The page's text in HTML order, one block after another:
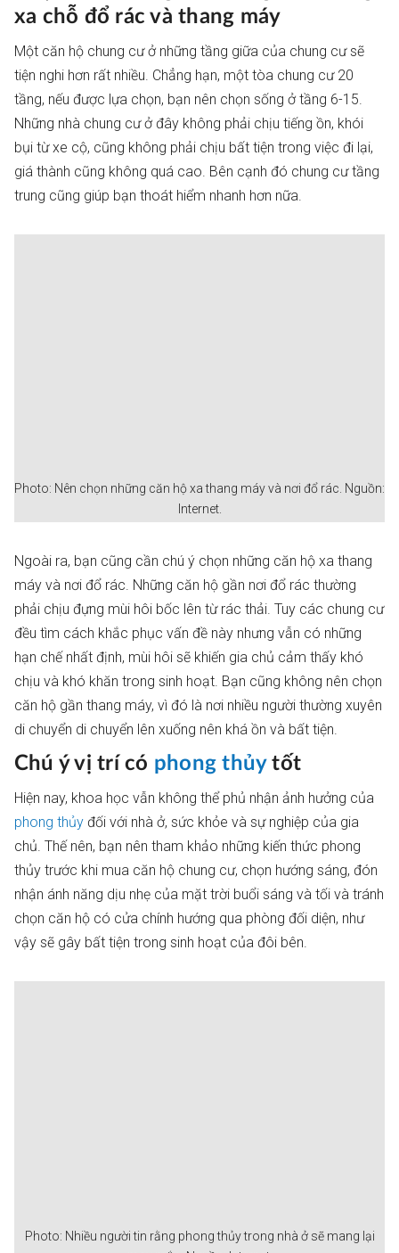
xa chỗ đổ rác và thang máy
Một căn hộ chung cư ở những tầng giữa của chung cư sẽ
tiện nghi hơn rất nhiều. Chẳng hạn, một tòa chung cư 20
tầng, nếu được lựa chọn, bạn nên chọn sống ở tầng 6-15.
Những nhà chung cư ở đây không phải chịu tiếng ồn, khói
bụi từ xe cộ, cũng không phải chịu bất tiện trong việc đi lại,
giá thành cũng không quá cao. Bên cạnh đó chung cư tầng
trung cũng giúp bạn thoát hiểm nhanh hơn nữa.
Photo: Nên chọn những căn hộ xa thang máy và nơi đổ rác. Nguồn:
Internet.
Ngoài ra, bạn cũng cần chú ý chọn những căn hộ xa thang
máy và nơi đổ rác. Những căn hộ gần nơi đổ rác thường
phải chịu đựng mùi hôi bốc lên từ rác thải. Tuy các chung cư
đều tìm cách khắc phục vấn đề này nhưng vẫn có những
hạn chế nhất định, mùi hôi sẽ khiến gia chủ cảm thấy khó
chịu và khó khăn trong sinh hoạt. Bạn cũng không nên chọn
căn hộ gần thang máy, vì đó là nơi nhiều người thường xuyên
di chuyển di chuyển lên xuống nên khá ồn và bất tiện.
Chú ý vị trí có phong thủytốt
Hiện nay, khoa học vẫn không thể phủ nhận ảnh hưởng của
phong thủy đối với nhà ở, sức khỏe và sự nghiệp của gia
chủ. Thế nên, bạn nên tham khảo những kiến thức phong
thủy trước khi mua căn hộ chung cư, chọn hướng sáng, đón
nhận ánh năng dịu nhẹ của mặt trời buổi sáng và tối và tránh
chọn căn hộ có cửa chính hướng qua phòng đối diện, như
vậy sẽ gây bất tiện trong sinh hoạt của đôi bên.
Photo: Nhiều người tin rằng phong thủy trong nhà ở sẽ mang lại